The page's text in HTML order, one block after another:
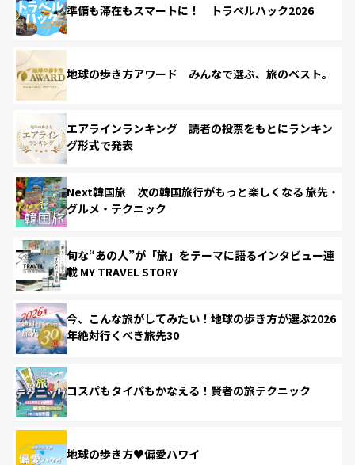
準備も滞在もスマートに！ トラベルハック2026
地球の歩き方アワード みんなで選ぶ、旅のベスト。
エアラインランキング 読者の投票をもとにランキン
グ形式で発表
Next韓国旅 次の韓国旅行がもっと楽しくなる 旅先・
グルメ・テクニック
旬な“あの人”が「旅」をテーマに語るインタビュー連
載 MY TRAVEL STORY
今、こんな旅がしてみたい！地球の歩き方が選ぶ2026
年絶対行くべき旅先30
コスパもタイパもかなえる！賢者の旅テクニック
地球の歩き方♥偏愛ハワイ